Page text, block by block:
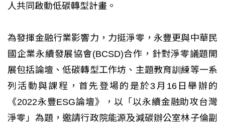
人共同啟動低碳轉型計畫。
為發揮金融行業影響力，力挺淨零，永豐更與中華民
國企業永續發展協會(BCSD)合作，針對淨零議題開
展包括論壇、低碳轉型工作坊、主題教育訓練等一系
列活動與課程，首先登場的是於3月16日舉辦的
《2022永豐ESG論壇》，以「以永續金融助攻台灣
淨零」為題，邀請行政院能源及減碳辦公室林子倫副